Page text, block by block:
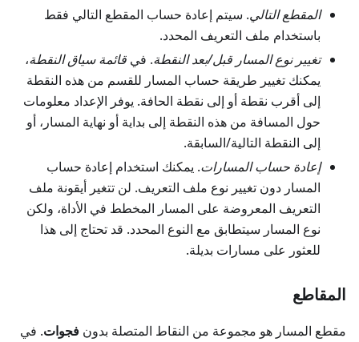
المقطع التالي. سيتم إعادة حساب المقطع التالي فقط
باستخدام ملف التعريف المحدد.
تغيير نوع المسار قبل/بعد النقطة. في قائمة سياق النقطة،
يمكنك تغيير طريقة حساب المسار للقسم من هذه النقطة
إلى أقرب نقطة أو إلى نقطة الحافة. يوفر الإعداد معلومات
حول المسافة من هذه النقطة إلى بداية أو نهاية المسار، أو
إلى النقطة التالية/السابقة.
إعادة حساب المسارات. يمكنك استخدام إعادة حساب
المسار دون تغيير نوع ملف التعريف. لن تتغير أيقونة ملف
التعريف المعروضة على المسار المخطط في الأداة، ولكن
نوع المسار سيتطابق مع النوع المحدد. قد تحتاج إلى هذا
للعثور على مسارات بديلة.
المقاطع
مقطع المسار هو مجموعة من النقاط المتصلة بدون فجوات. في